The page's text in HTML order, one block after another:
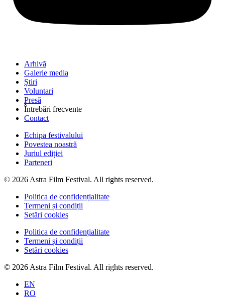
Arhivă
Galerie media
Știri
Voluntari
Presă
Întrebări frecvente
Contact
Echipa festivalului
Povestea noastră
Juriul ediției
Parteneri
© 2026 Astra Film Festival. All rights reserved.
Politica de confidențialitate
Termeni și condiții
Setări cookies
Politica de confidențialitate
Termeni și condiții
Setări cookies
© 2026 Astra Film Festival. All rights reserved.
EN
RO